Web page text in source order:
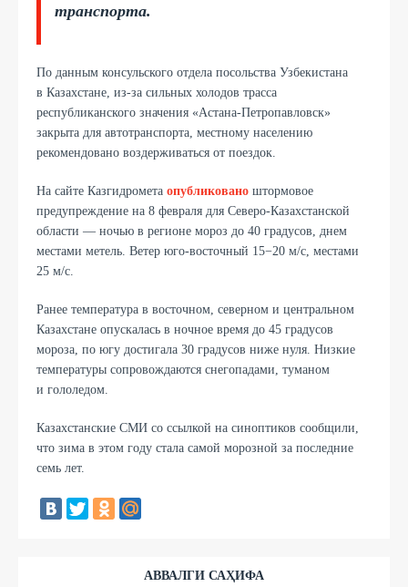
транспорта.
По данным консульского отдела посольства Узбекистана
в Казахстане, из-за сильных холодов трасса
республиканского значения «Астана-Петропавловск»
закрыта для автотранспорта, местному населению
рекомендовано воздерживаться от поездок.
На сайте Казгидромета опубликовано штормовое
предупреждение на 8 февраля для Северо-Казахстанской
области — ночью в регионе мороз до 40 градусов, днем
местами метель. Ветер юго-восточный 15−20 м/с, местами
25 м/с.
Ранее температура в восточном, северном и центральном
Казахстане опускалась в ночное время до 45 градусов
мороза, по югу достигала 30 градусов ниже нуля. Низкие
температуры сопровождаются снегопадами, туманом
и гололедом.
Казахстанские СМИ со ссылкой на синоптиков сообщили,
что зима в этом году стала самой морозной за последние
семь лет.
АВВАЛГИ САҲИФА